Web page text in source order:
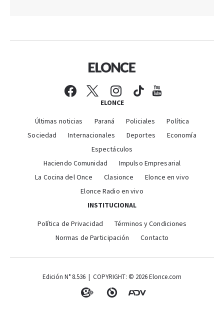
ELONCE
Últimas noticias Paraná Policiales
Política
Sociedad
Internacionales Deportes
Economía
Espectáculos
Haciendo Comunidad
Impulso Empresarial
La Cocina del Once
Clasionce
Elonce en vivo
Elonce Radio en vivo
INSTITUCIONAL
Política de Privacidad
Términos y Condiciones
Normas de Participación
Contacto
Edición N° 8.536 | COPYRIGHT: © 2026 Elonce.com